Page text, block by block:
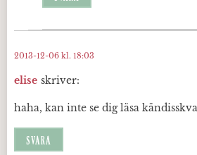
elise skriver:
2013-12-06 kl. 18:03
haha, kan inte se dig läsa
SVARA